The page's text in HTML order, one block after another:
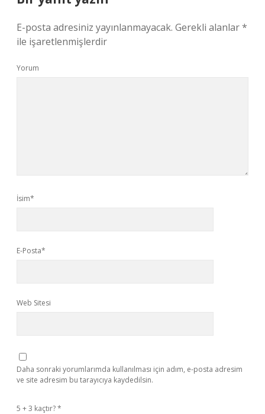
E-posta adresiniz yayınlanmayacak. Gerekli alanlar*
ile işaretlenmişlerdir
Yorum
İsim*
E-Posta*
Web Sitesi
Daha sonraki yorumlarımda kullanılması için adım, e-posta adresim
ve site adresim bu tarayıcıya kaydedilsin.
5 + 3 kaçtır?*